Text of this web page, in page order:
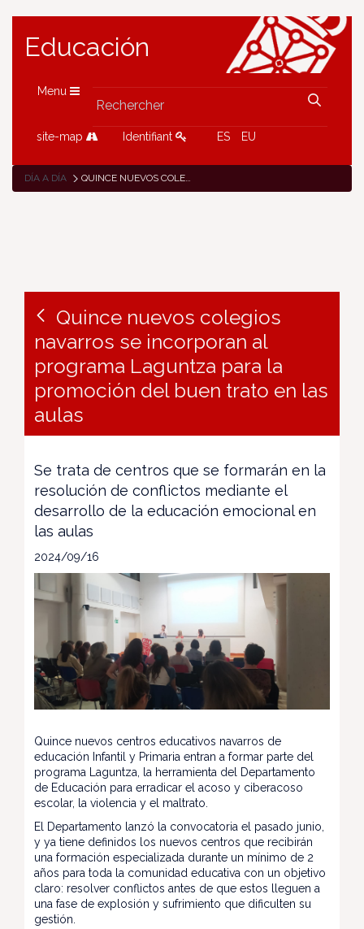
Educación
Menu
site-map Identifiant ES EU
DÍA A DÍA QUINCE NUEVOS COLEGIOS NAVARROS SE INCORPORAN AL PROGRAMA LAGUNTZA PARA LA PROMOCIÓN DEL BUEN TRATO EN LAS AULAS
Quince nuevos colegios
navarros se incorporan al
programa Laguntza para la
promoción del buen trato en las
aulas
Se trata de centros que se formarán en la
resolución de conflictos mediante el
desarrollo de la educación emocional en
las aulas
2024/09/16
Quince nuevos centros educativos navarros de
educación Infantil y Primaria entran a formar parte del
programa Laguntza, la herramienta del Departamento
de Educación para erradicar el acoso y ciberacoso
escolar, la violencia y el maltrato.
El Departamento lanzó la convocatoria el pasado junio,
y ya tiene definidos los nuevos centros que recibirán
una formación especializada durante un mínimo de 2
años para toda la comunidad educativa con un objetivo
claro: resolver conflictos antes de que estos lleguen a
una fase de explosión y sufrimiento que dificulten su
gestión.